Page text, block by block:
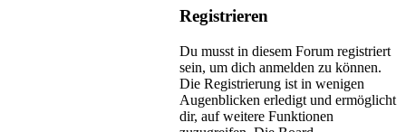
Registrieren
Du musst in diesem Forum registriert
sein, um dich anmelden zu können.
Die Registrierung ist in wenigen
Augenblicken erledigt und ermöglicht
dir, auf weitere Funktionen